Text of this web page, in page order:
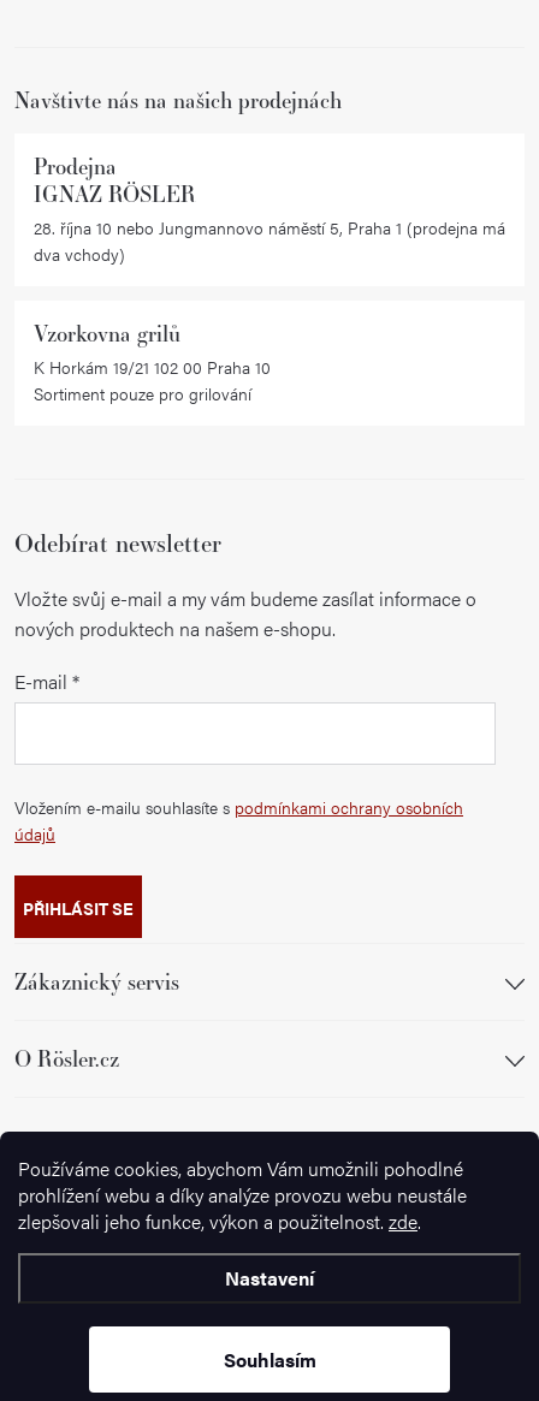
Používáme cookies, abychom Vám umožnili pohodlné
prohlížení webu a díky analýze provozu webu neustále
zlepšovali jeho funkce, výkon a použitelnost. zde.
Nastavení
Souhlasím
Navštivte nás na našich prodejnách
Prodejna
IGNAZ RÖSLER
28. října 10 nebo Jungmannovo náměstí 5, Praha 1 (prodejna má
dva vchody)
Vzorkovna grilů
K Horkám 19/21 102 00 Praha 10
Sortiment pouze pro grilování
Odebírat newsletter
Vložte svůj e-mail a my vám budeme zasílat informace o
nových produktech na našem e-shopu.
E-mail
Vložením e-mailu souhlasíte s podmínkami ochrany osobních
údajů
PŘIHLÁSIT SE
Zákaznický servis
O Rösler.cz
Sledujte nás
nastavení cookies